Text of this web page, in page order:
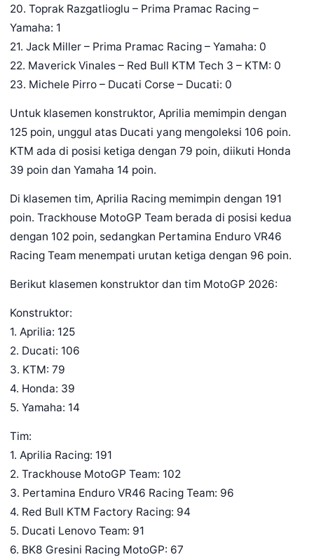
20. Toprak Razgatlioglu – Prima Pramac Racing –
Yamaha: 1
21. Jack Miller – Prima Pramac Racing – Yamaha: 0
22. Maverick Vinales – Red Bull KTM Tech 3 – KTM: 0
23. Michele Pirro – Ducati Corse – Ducati: 0
Untuk klasemen konstruktor, Aprilia memimpin dengan
125 poin, unggul atas Ducati yang mengoleksi 106 poin.
KTM ada di posisi ketiga dengan 79 poin, diikuti Honda
39 poin dan Yamaha 14 poin.
Di klasemen tim, Aprilia Racing memimpin dengan 191
poin. Trackhouse MotoGP Team berada di posisi kedua
dengan 102 poin, sedangkan Pertamina Enduro VR46
Racing Team menempati urutan ketiga dengan 96 poin.
Berikut klasemen konstruktor dan tim MotoGP 2026:
Konstruktor:
1. Aprilia: 125
2. Ducati: 106
3. KTM: 79
4. Honda: 39
5. Yamaha: 14
Tim:
1. Aprilia Racing: 191
2. Trackhouse MotoGP Team: 102
3. Pertamina Enduro VR46 Racing Team: 96
4. Red Bull KTM Factory Racing: 94
5. Ducati Lenovo Team: 91
6. BK8 Gresini Racing MotoGP: 67